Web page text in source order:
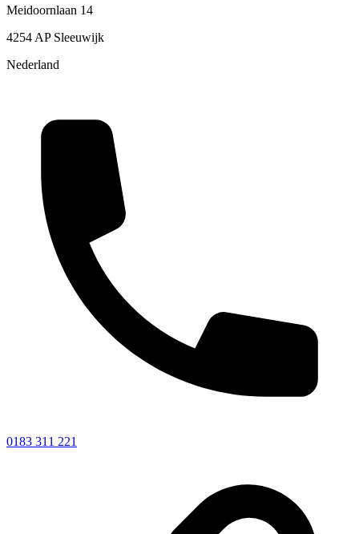
Meidoornlaan 14
4254 AP Sleeuwijk
Nederland
0183 311 221